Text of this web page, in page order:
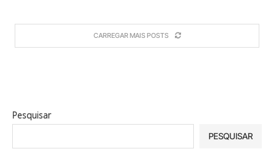
CARREGAR MAIS POSTS
Pesquisar
PESQUISAR